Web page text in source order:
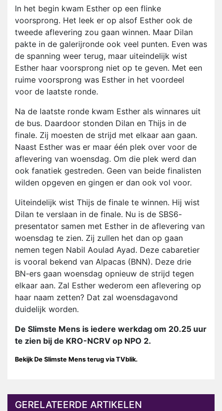
In het begin kwam Esther op een flinke
voorsprong. Het leek er op alsof Esther ook de
tweede aflevering zou gaan winnen. Maar Dilan
pakte in de galerijronde ook veel punten. Even was
de spanning weer terug, maar uiteindelijk wist
Esther haar voorsprong niet op te geven. Met een
ruime voorsprong was Esther in het voordeel
voor de laatste ronde.
Na de laatste ronde kwam Esther als winnares uit
de bus. Daardoor stonden Dilan en Thijs in de
finale. Zij moesten de strijd met elkaar aan gaan.
Naast Esther was er maar één plek over voor de
aflevering van woensdag. Om die plek werd dan
ook fanatiek gestreden. Geen van beide finalisten
wilden opgeven en gingen er dan ook vol voor.
Uiteindelijk wist Thijs de finale te winnen. Hij wist
Dilan te verslaan in de finale. Nu is de SBS6-
presentator samen met Esther in de aflevering van
woensdag te zien. Zij zullen het dan op gaan
nemen tegen Nabil Aoulad Ayad. Deze cabaretier
is vooral bekend van Alpacas (BNN). Deze drie
BN-ers gaan woensdag opnieuw de strijd tegen
elkaar aan. Zal Esther wederom een aflevering op
haar naam zetten? Dat zal woensdagavond
duidelijk worden.
De Slimste Mens is iedere werkdag om 20.25 uur
te zien bij de KRO-NCRV op NPO 2.
Bekijk De Slimste Mens terug via TVblik.
GERELATEERDE ARTIKELEN